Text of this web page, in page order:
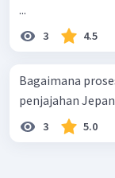
...
3 4.5
Bagaimana
penjajahan
3 5.0